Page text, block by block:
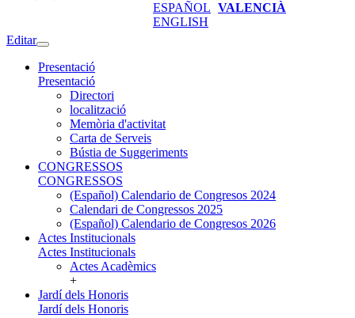
ESPAÑOL VALENCIÀ
ENGLISH
Editar
Presentació
Presentació
Directori
localització
Memòria d'activitat
Carta de Serveis
Bústia de Suggeriments
CONGRESSOS
CONGRESSOS
(Español) Calendario de Congresos 2024
Calendari de Congressos 2025
(Español) Calendario de Congresos 2026
Actes Institucionals
Actes Institucionals
Actes Acadèmics
+
Jardí dels Honoris
Jardí dels Honoris